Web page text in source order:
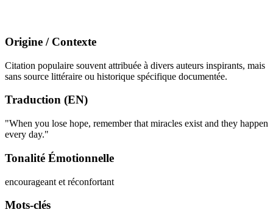
Origine / Contexte
Citation populaire souvent attribuée à divers auteurs inspirants, mais
sans source littéraire ou historique spécifique documentée.
Traduction (EN)
"When you lose hope, remember that miracles exist and they happen
every day."
Tonalité Émotionnelle
encourageant et réconfortant
Mots-clés